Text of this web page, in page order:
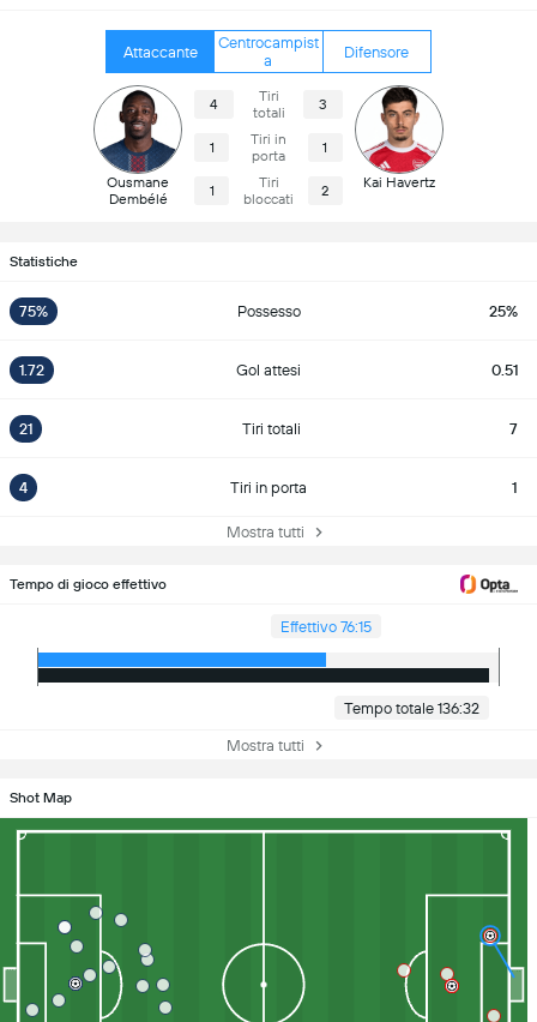
Attaccante
Centrocampist
a
Difensore
Ousmane
Dembélé
4
Tiri
totali
3
1
Tiri in
porta
1
1
Tiri
bloccati
2 Kai Havertz
Statistiche
75% Possesso 25%
1.72 Gol attesi 0.51
21 Tiri totali 7
4 Tiri in porta 1
Mostra tutti
Tempo di gioco effettivo
Effettivo 76:15
Tempo totale 136:32
Mostra tutti
Shot Map